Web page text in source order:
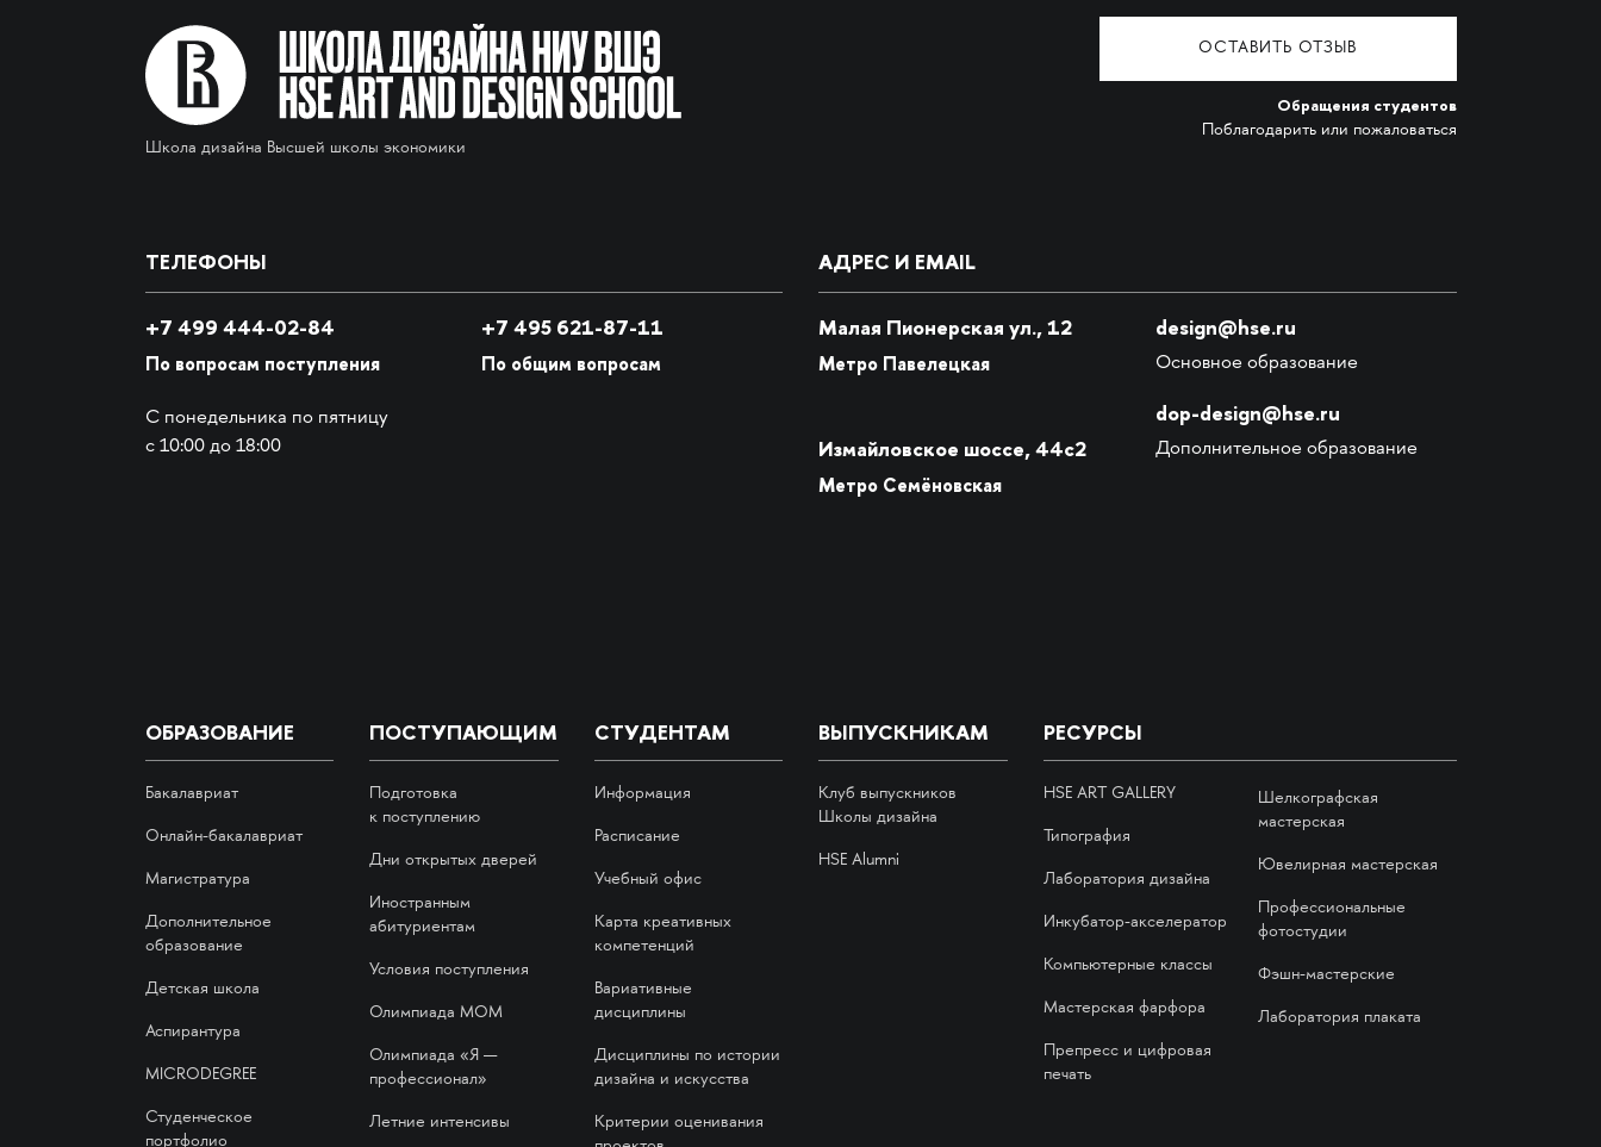
Школа дизайна Высшей школы экономики
ОСТАВИТЬ ОТЗЫВ
Обращения студентов
Поблагодарить или пожаловаться
ТЕЛЕФОНЫ
+7 499 444-02-84
По вопросам поступления
С понедельника по пятницу
с 10:00 до 18:00
+7 495 621-87-11
По общим вопросам
АДРЕС И EMAIL
Малая Пионерская ул., 12
Метро Павелецкая
Измайловское шоссе, 44с2
Метро Семёновская
design@hse.ru
Основное образование
dop-design@hse.ru
Дополнительное образование
ОБРАЗОВАНИЕ
Бакалавриат
Онлайн-бакалавриат
Магистратура
Дополнительное
образование
Детская школа
Аспирантура
MICRODEGREE
Студенческое
портфолио
ПОСТУПАЮЩИМ
Подготовка
к поступлению
Дни открытых дверей
Иностранным
абитуриентам
Условия поступления
Олимпиада МОМ
Олимпиада «Я —
профессионал»
Летние интенсивы
СТУДЕНТАМ
Информация
Расписание
Учебный офис
Карта креативных
компетенций
Вариативные
дисциплины
Дисциплины по истории
дизайна и искусства
Критерии оценивания
ВЫПУСКНИКАМ
Клуб выпускников
Школы дизайна
HSE Alumni
РЕСУРСЫ
HSE ART GALLERY
Типография
Лаборатория дизайна
Инкубатор-акселератор
Компьютерные классы
Мастерская фарфора
Препресс и цифровая
печать
Шелкографская
мастерская
Ювелирная мастерская
Профессиональные
фотостудии
Фэшн-мастерские
Лаборатория плаката